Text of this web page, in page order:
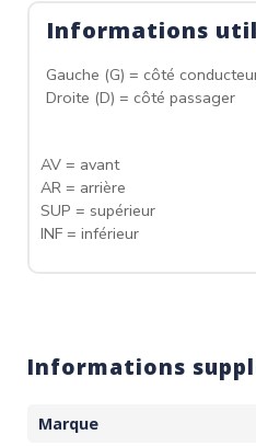
Informations
Gauche (G) = côté
Droite (D) = côté passager
AV = avant
AR = arrière
SUP = supérieur
INF = inférieur
Informations
Marque